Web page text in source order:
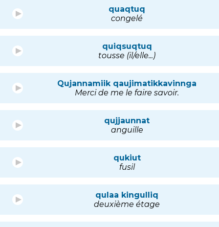
quaqtuq
congelé
quiqsuqtuq
tousse (il/elle...)
Qujannamiik qaujimatikkavinnga
Merci de me le faire savoir.
qujjaunnat
anguille
qukiut
fusil
qulaa kingulliq
deuxième étage